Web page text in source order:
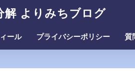
解 よりみちブログ
ール プライバシーポリシー 質